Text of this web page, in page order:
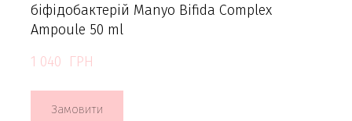
біфідобактерій Manyo Bifida Complex
Ampoule 50 ml
1 040  ГРН
Замовити